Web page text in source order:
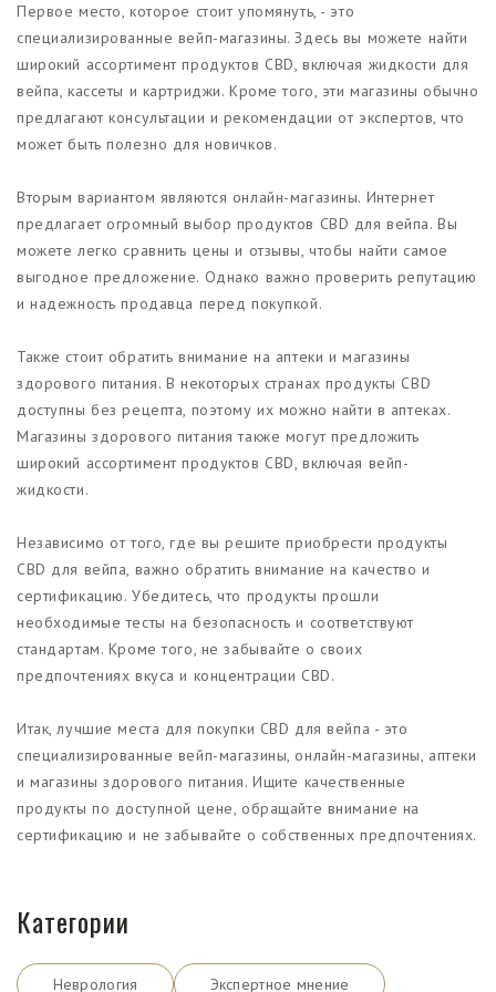
Первое место, которое стоит упомянуть, - это
специализированные вейп-магазины. Здесь вы можете найти
широкий ассортимент продуктов CBD, включая жидкости для
вейпа, кассеты и картриджи. Кроме того, эти магазины обычно
предлагают консультации и рекомендации от экспертов, что
может быть полезно для новичков.
Вторым вариантом являются онлайн-магазины. Интернет
предлагает огромный выбор продуктов CBD для вейпа. Вы
можете легко сравнить цены и отзывы, чтобы найти самое
выгодное предложение. Однако важно проверить репутацию
и надежность продавца перед покупкой.
Также стоит обратить внимание на аптеки и магазины
здорового питания. В некоторых странах продукты CBD
доступны без рецепта, поэтому их можно найти в аптеках.
Магазины здорового питания также могут предложить
широкий ассортимент продуктов CBD, включая вейп-
жидкости.
Независимо от того, где вы решите приобрести продукты
CBD для вейпа, важно обратить внимание на качество и
сертификацию. Убедитесь, что продукты прошли
необходимые тесты на безопасность и соответствуют
стандартам. Кроме того, не забывайте о своих
предпочтениях вкуса и концентрации CBD.
Итак, лучшие места для покупки CBD для вейпа - это
специализированные вейп-магазины, онлайн-магазины, аптеки
и магазины здорового питания. Ищите качественные
продукты по доступной цене, обращайте внимание на
сертификацию и не забывайте о собственных предпочтениях.
Категории
Неврология Экспертное мнение